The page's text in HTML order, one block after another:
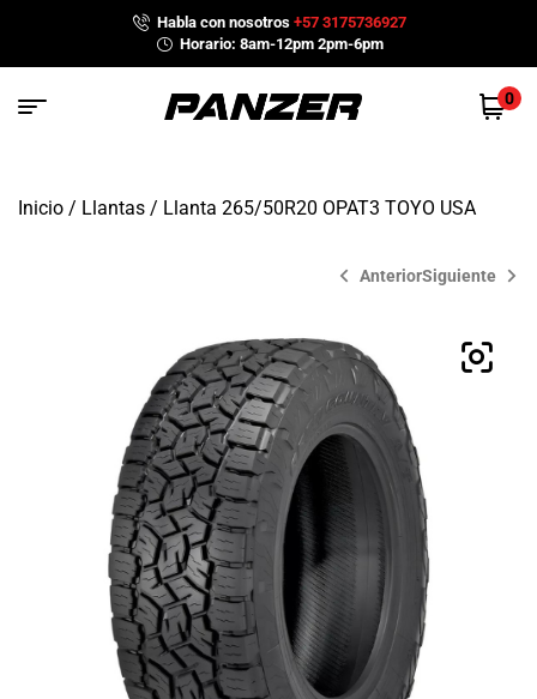
Habla con nosotros+57 3175736927
Horario: 8am-12pm 2pm-6pm
0
Inicio / Llantas / Llanta 265/50R20 OPAT3 TOYO USA
Anterior
$ 1,003,000
Siguiente
$ 1,050,200